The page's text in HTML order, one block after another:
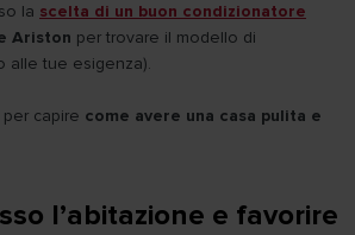
la scelta di un buon condizionatore
Ariston per trovare il modello di
alle tue esigenza).
capire come avere una casa pulita e
l’abitazione e favorire